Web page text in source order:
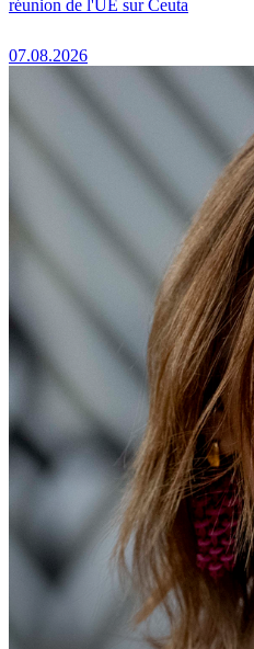
réunion de l'UE sur Ceuta
07.08.2026